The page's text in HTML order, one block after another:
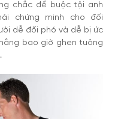
chắc để buộc tội anh
chứng minh cho đối
dễ đối phó và dễ bị ức
bao giờ ghen tuông